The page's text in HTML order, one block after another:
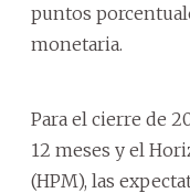
puntos
monetaria.
Para el cierre de
12 meses y el
(HPM), las